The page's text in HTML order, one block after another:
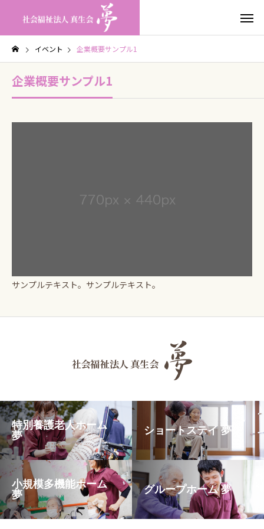
イベント 企業概要サンプル1
企業概要サンプル1
サンプルテキスト。サンプルテキスト。
特別養護老人ホーム
夢
ショートステイ 夢
小規模多機能ホーム
夢
グループホーム 夢